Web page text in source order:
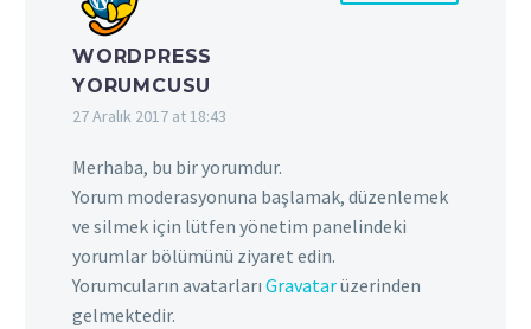
WORDPRESS
YORUMCUSU
27 Aralık 2017 at 18:43
Merhaba, bu bir yorumdur.
Yorum moderasyonuna başlamak, düzenlemek
ve silmek için lütfen yönetim panelindeki
yorumlar bölümünü ziyaret edin.
Yorumcuların avatarları Gravatarüzerinden
gelmektedir.